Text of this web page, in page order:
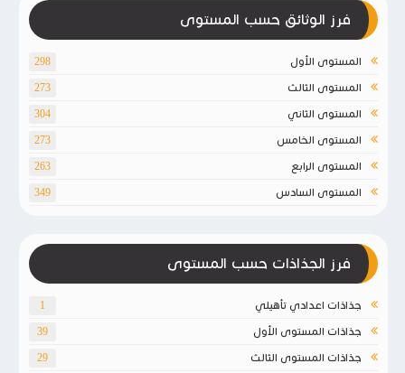
فرز الوثائق حسب المستوى
المستوى الأول 298
المستوى الثالث 273
المستوى الثاني 304
المستوى الخامس 273
المستوى الرابع 263
المستوى السادس 349
فرز الجذاذات حسب المستوى
جذاذات اعدادي تأهيلي 1
جذاذات المستوى الأول 39
جذاذات المستوى الثالث 29